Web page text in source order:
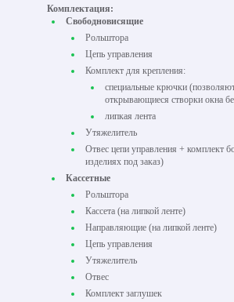
Комплектация:
Свободновисящие
Рольштора
Цепь управления
Комплект для крепления:
специальные крючки
открывающиеся створки окна
липкая лента
Утяжелитель
Отвес цепи управления + комплект
изделиях под заказ)
Кассетные
Рольштора
Кассета (на липкой ленте)
Направляющие (на липкой ленте)
Цепь управления
Утяжелитель
Отвес
Комплект заглушек